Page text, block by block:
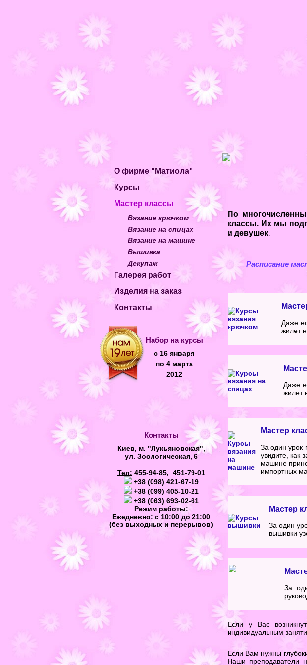
О фирме "Матиола"
Курсы
Мастер классы
Вязание крючком
Вязание на спицах
Вязание на машине
Вышивка
Декупаж
Галерея работ
Изделия на заказ
Контакты
Набор на курсы
с 16 января
по 4 марта
2012
Контакты
Киев, м. "Лукьяновская",
ул. Зоологическая, 6
Тел: 455-94-85, 451-79-01
+38 (098) 421-67-19
+38 (099) 405-10-21
+38 (063) 693-02-61
Режим работы:
Ежедневно: с 10:00 до 21:00
(без выходных и перерывов)
По
классы. Их мы
и девушек.
Расписание
Даже
жилет
Даже
жилет
Мастер
За один урок
увидите, как
машине
импортных
Мастер
За один
вышивки
За
Если у Вас
индивидуальным
Если Вам нужны
Наши преподаватели